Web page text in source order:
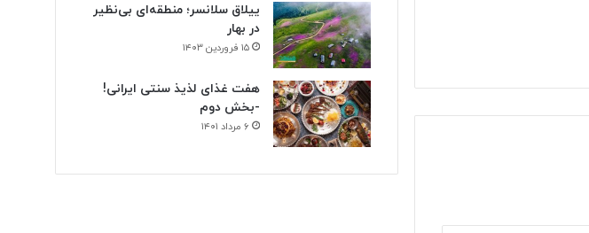
ییلاق سلانسر؛ منطقه‌ای بی‌نظیر
در بهار
۱۵ فروردین ۱۴۰۳
هفت غذای لذیذ سنتی ایرانی!
-بخش دوم
۶ مرداد ۱۴۰۱